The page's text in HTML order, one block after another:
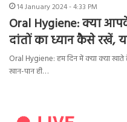
14 January 2024 - 4:33 PM
Oral Hygiene: क्या
दांतों का ध्यान कैसे रखें,
Oral Hygiene: हम दिन में क्या क्या खाते
खान-पान ही…